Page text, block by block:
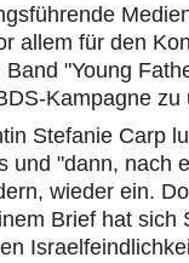
allem für den
"Young
Kampagne zu
Stefanie Carp
und "dann, nach
wieder ein.
Brief hat sich